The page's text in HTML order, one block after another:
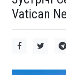
Vatican